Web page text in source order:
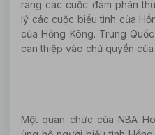
ràng các cuộc đàm phán
lý các cuộc biểu tình của
của Hồng Kông. Trung
can thiệp vào chủ quyền
Một quan chức của NBA